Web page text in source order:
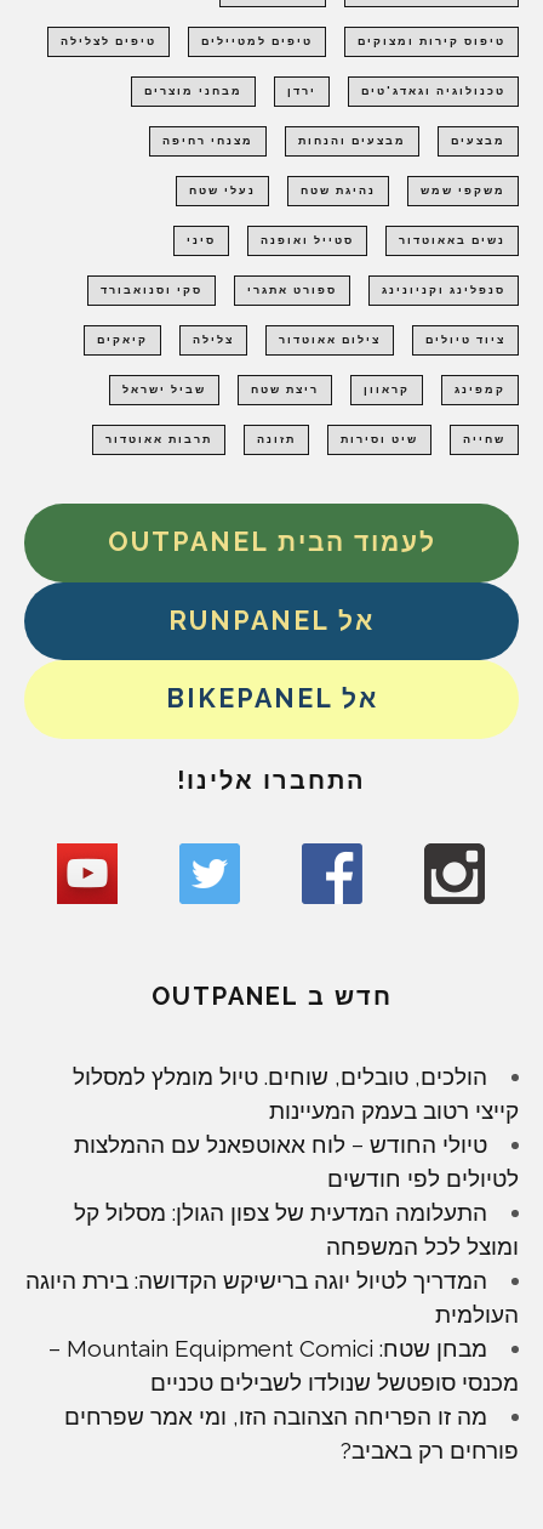
טיפוס קירות ומצוקים טיפים למטיילים טיפים לצלילה
טכנולוגיה וגאדג'טים ירדן מבחני מוצרים
מבצעים מבצעים והנחות מצנחי רחיפה
משקפי שמש נהיגת שטח נעלי שטח
נשים באאוטדור סטייל ואופנה סיני
סנפלינג וקניונינג ספורט אתגרי סקי וסנואבורד
ציוד טיולים צילום אאוטדור צלילה קיאקים
קמפינג קראוון ריצת שטח שביל ישראל
שחייה שיט וסירות תזונה תרבות אאוטדור
לעמוד הבית OUTPANEL
אל RUNPANEL
אל BIKEPANEL
התחברו אלינו!
חדש ב OUTPANEL
הולכים, טובלים, שוחים. טיול מומלץ למסלול
קייצי רטוב בעמק המעיינות
טיולי החודש – לוח אאוטפאנל עם ההמלצות
לטיולים לפי חודשים
התעלומה המדעית של צפון הגולן: מסלול קל
ומוצל לכל המשפחה
המדריך לטיול יוגה ברישיקש הקדושה: בירת היוגה
העולמית
מבחן שטח: Mountain Equipment Comici –
מכנסי סופטשל שנולדו לשבילים טכניים
מה זו הפריחה הצהובה הזו, ומי אמר שפרחים
פורחים רק באביב?